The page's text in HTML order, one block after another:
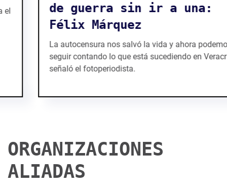
de guerra sin ir a una:
Félix Márquez
La autocensura nos salvó la vida y ahora podemos
seguir contando lo que está sucediendo en Veracruz,
señaló el fotoperiodista.
ORGANIZACIONES
ALIADAS